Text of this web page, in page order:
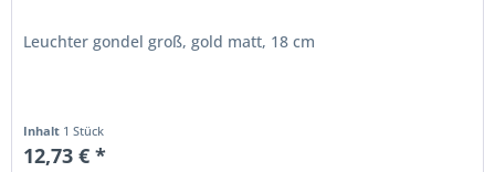
Leuchter gondel groß, gold matt, 18 cm
Inhalt 1 Stück
12,73 € *